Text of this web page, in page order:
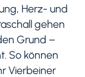
Herz- und
gehen
Grund –
So können
Vierbeiner